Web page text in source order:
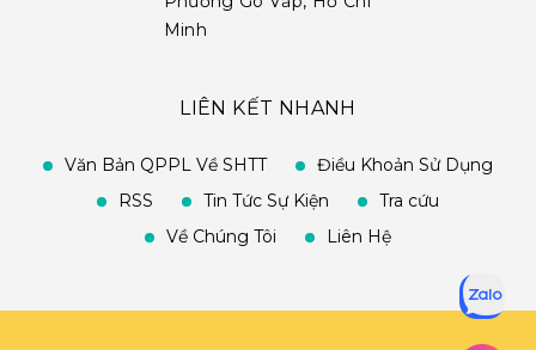
Minh
LIÊN KẾT NHANH
Văn Bản QPPL Về SHTT
Điều Khoản Sử Dụng
RSS
Tin Tức Sự Kiện
Tra cứu
Về Chúng Tôi
Liên Hệ